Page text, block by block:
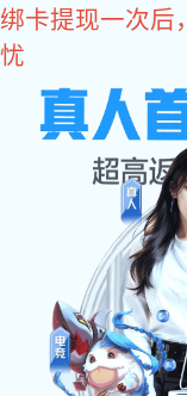
xk星空体育
首 页>xk
> 小型磁力研
小型磁力研磨机
2025-07-23